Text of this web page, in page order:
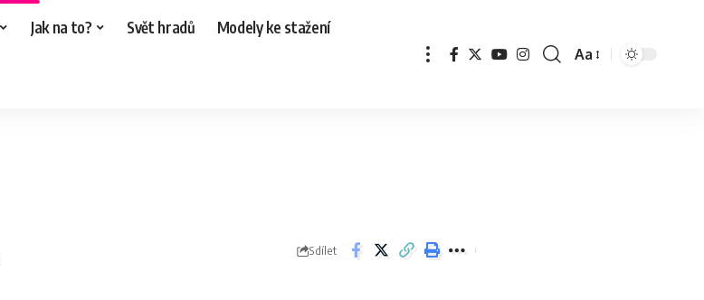
Jak na to? Svět hradů Modely ke stažení
Aa
Sdílet